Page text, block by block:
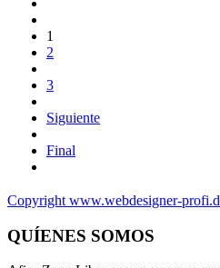
1
2
3
Siguiente
Final
Copyright www.webdesigner-
QUÍENES SOMOS